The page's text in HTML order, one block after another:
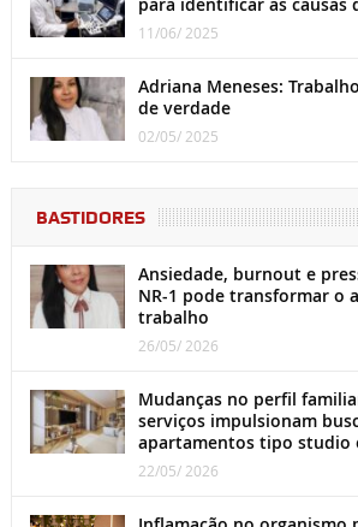
11/06/ 2025
Adriana Meneses:
de verdade
02/05/ 2025
BASTIDORES
Ansiedade, burnout e
NR-1 pode transformar o
trabalho
26/05/ 2026
Mudanças no perfil
serviços impulsionam
apartamentos tipo studio
22/05/ 2026